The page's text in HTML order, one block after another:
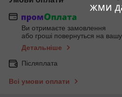
жми
Ви отримаєте замовлення
або гроші повернуться на вашу
Детальніше
Післяплата
Всі умови оплати